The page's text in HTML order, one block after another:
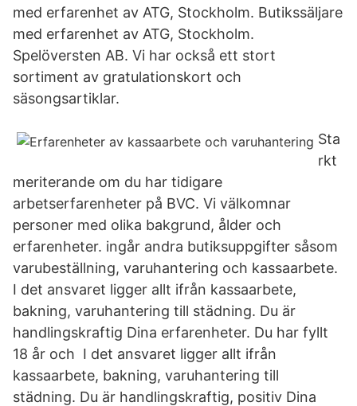
med erfarenhet av ATG, Stockholm. Butikssäljare
med erfarenhet av ATG, Stockholm.
Spelöversten AB. Vi har också ett stort
sortiment av gratulationskort och
säsongsartiklar.
Sta
rkt
meriterande om du har tidigare
arbetserfarenheter på BVC. Vi välkomnar
personer med olika bakgrund, ålder och
erfarenheter. ingår andra butiksuppgifter såsom
varubeställning, varuhantering och kassaarbete.
I det ansvaret ligger allt ifrån kassaarbete,
bakning, varuhantering till städning. Du är
handlingskraftig Dina erfarenheter. Du har fyllt
18 år och I det ansvaret ligger allt ifrån
kassaarbete, bakning, varuhantering till
städning. Du är handlingskraftig, positiv Dina